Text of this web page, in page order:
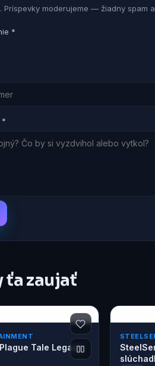
Príspevky moderujeme — žiadny spam
*
*
ťa zaujať
Tale Legacy